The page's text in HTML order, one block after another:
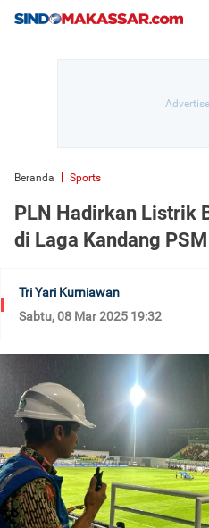
Beranda Sports
PLN Hadirkan Listrik
di Laga Kandang
Tri Yari Kurniawan
Sabtu, 08 Mar 2025 19:32